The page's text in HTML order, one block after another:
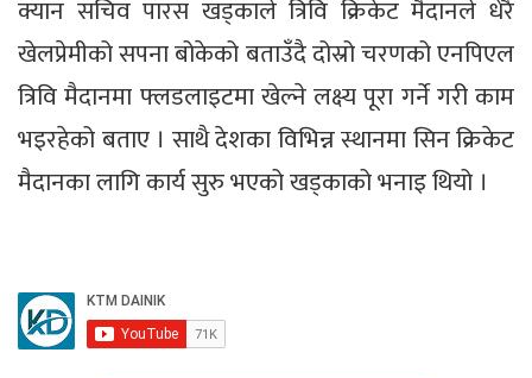
क्यान सचिव पारस खड्काले त्रिवि क्रिकेट मैदानले धेरै
खेलप्रेमीको सपना बोकेको बताउँदै दोस्रो चरणको एनपिएल
त्रिवि मैदानमा फ्लडलाइटमा खेल्ने लक्ष्य पूरा गर्ने गरी काम
भइरहेको बताए । साथै देशका विभिन्न स्थानमा सिन क्रिकेट
मैदानका लागि कार्य सुरु भएको खड्काको भनाइ थियो ।